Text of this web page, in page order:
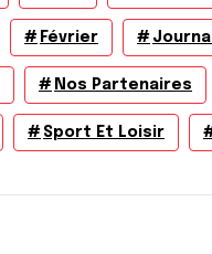
Février Journal
Nos Partenaires
Sport Et Loisir